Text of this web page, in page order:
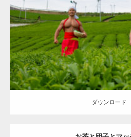
Category:茶畑のマッチョ その他
筋) 大胸筋 八女 (福
ダウンロード
ダウンロード